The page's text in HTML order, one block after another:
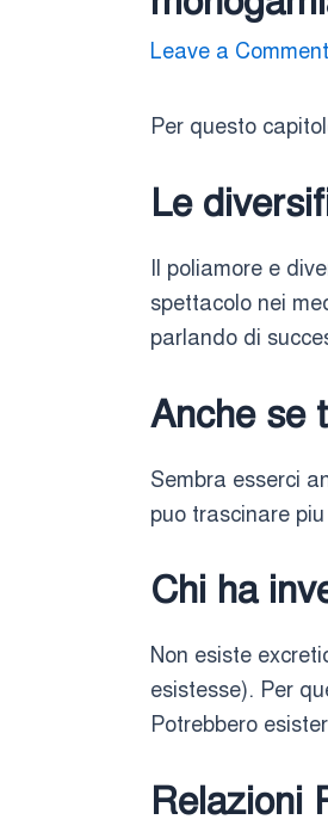
Leave a Comment
Per questo
Le
Il poliamore e
spettacolo nei
parlando di
Anche se
Sembra esserci
puo trascinare
Chi ha
Non esiste
esistesse). Per
Potrebbero
Relazioni